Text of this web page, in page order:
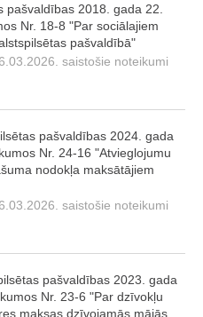
2018. gada 22.
Nr. 18-8 "Par sociālajiem
pašvaldībā"
saistošie noteikumi
pašvaldības 2024. gada
Nr. 24-16 "Atvieglojumu
nodokļa maksātājiem
saistošie noteikumi
pašvaldības 2023. gada
Nr. 23-6 "Par dzīvokļu
maksas dzīvojamās mājās